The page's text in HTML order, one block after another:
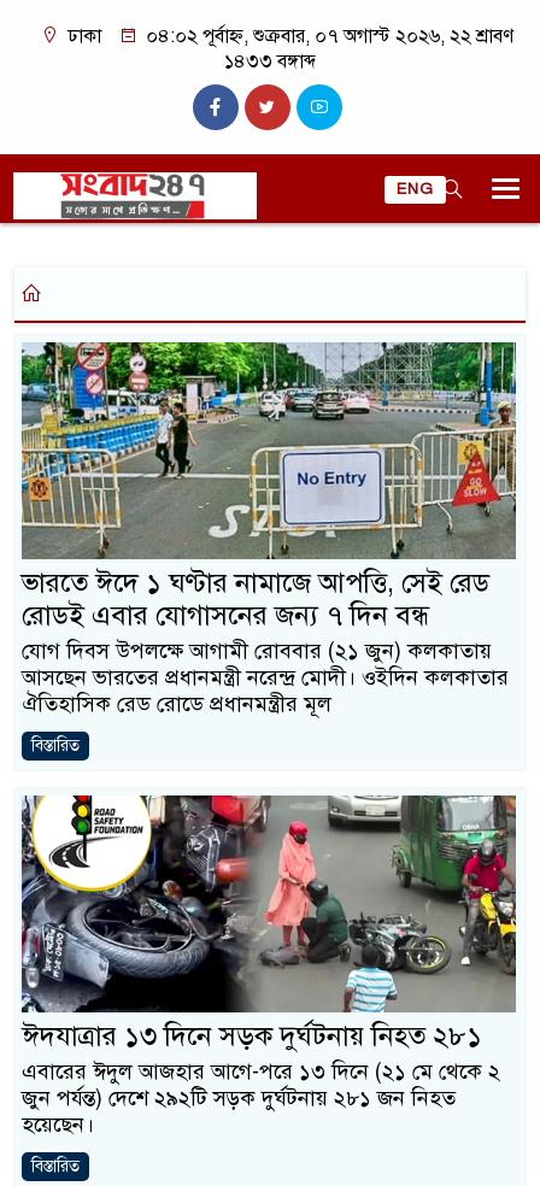
ঢাকা
০৪:০২ পূর্বাহ্ন, শুক্রবার, ০৭ অগাস্ট ২০২৬, ২২ শ্রাবণ
১৪৩৩ বঙ্গাব্দ
ENG
ভারতে ঈদে ১ ঘণ্টার নামাজে আপত্তি, সেই রেড
রোডই এবার যোগাসনের জন্য ৭ দিন বন্ধ
যোগ দিবস উপলক্ষে আগামী রোববার (২১ জুন) কলকাতায়
আসছেন ভারতের প্রধানমন্ত্রী নরেন্দ্র মোদী। ওইদিন কলকাতার
ঐতিহাসিক রেড রোডে প্রধানমন্ত্রীর মূল
বিস্তারিত
ঈদযাত্রার ১৩ দিনে সড়ক দুর্ঘটনায় নিহত ২৮১
এবারের ঈদুল আজহার আগে-পরে ১৩ দিনে (২১ মে থেকে ২
জুন পর্যন্ত) দেশে ২৯২টি সড়ক দুর্ঘটনায় ২৮১ জন নিহত
হয়েছেন।
বিস্তারিত